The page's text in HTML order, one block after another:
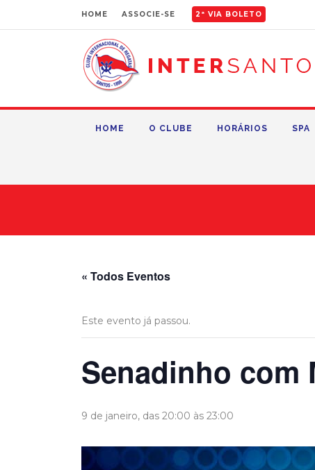
HOME ASSOCIE-SE 2ª VIA BOLETO
HOME O CLUBE HORÁRIOS SPA
« Todos Eventos
Este evento já passou.
Senadinho com
9 de janeiro, das 20:00 às 23:00